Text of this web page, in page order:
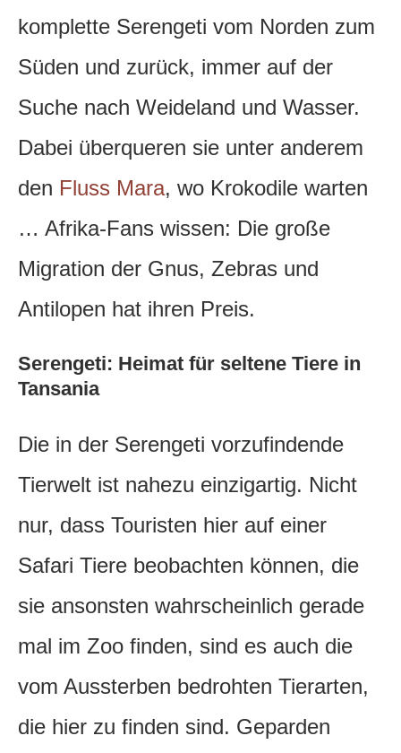
komplette Serengeti vom Norden zum
Süden und zurück, immer auf der
Suche nach Weideland und Wasser.
Dabei überqueren sie unter anderem
den Fluss Mara, wo Krokodile warten
… Afrika-Fans wissen: Die große
Migration der Gnus, Zebras und
Antilopen hat ihren Preis.
Serengeti: Heimat für seltene Tiere in
Tansania
Die in der Serengeti vorzufindende
Tierwelt ist nahezu einzigartig. Nicht
nur, dass Touristen hier auf einer
Safari Tiere beobachten können, die
sie ansonsten wahrscheinlich gerade
mal im Zoo finden, sind es auch die
vom Aussterben bedrohten Tierarten,
die hier zu finden sind. Geparden